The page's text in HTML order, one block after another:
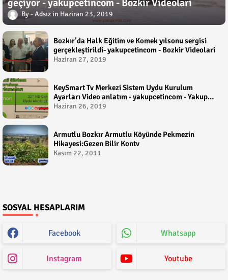
geçiyor - yakupcetincom - Bozkir Videolari
Adsız Haziran 23, 2019
Bozkır’da Halk Eğitim ve Komek yılsonu sergisi
gerçekleştirildi- yakupcetincom - Bozkir Videolari
Haziran 27, 2019
KeySmart Tv Merkezi Sistem Uydu Kurulum
Ayarları Video anlatım - yakupcetincom - Yakup
Çetin
Haziran 26, 2019
Armutlu Bozkır Armutlu Köyünde Pekmezin
Hikayesi:Gezen Bilir Kontv
Kasım 22, 2011
SOSYAL HESAPLARIM
Facebook Whatsapp
Instagram Youtube